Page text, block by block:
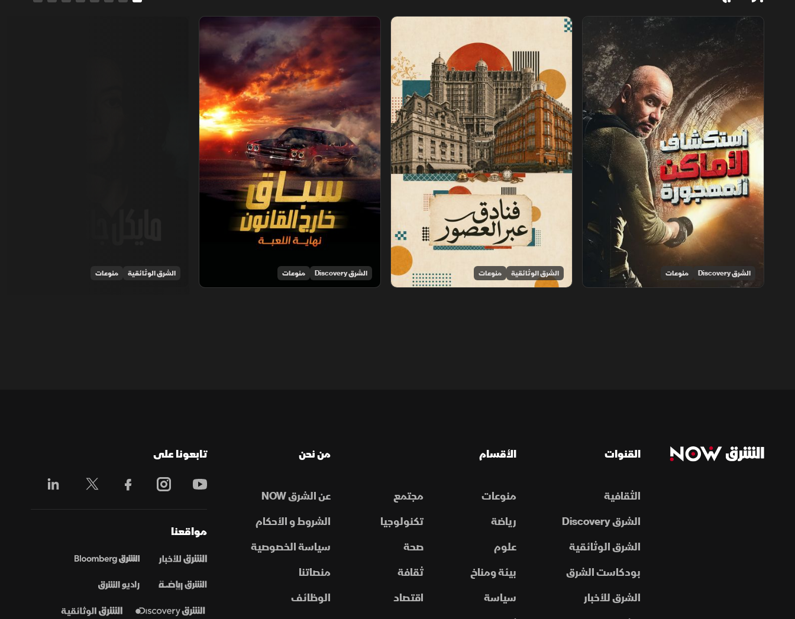
استكشاف الأماكن المهجورة
الشرق Discovery منوعات
فنادق عبر العصور
الشرق الوثائقية منوعات
سباق خارج القانون.. نهاية اللعبة
الشرق Discovery منوعات الشرق الوثائقية منوعات
القنوات
الثقافية
الشرق Discovery
الشرق الوثائقية
بودكاست الشرق
الشرق للأخبار
الأقسام
منوعات
مجتمع
رياضة
تكنولوجيا
علوم
صحة
بيئة ومناخ
ثقافة
سياسة
اقتصاد
من نحن
عن الشرق NOW
الشروط و الأحكام
سياسة الخصوصية
منصاتنا
الوظائف
تابعونا على
مواقعنا